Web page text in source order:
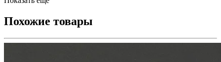
Похожие товары